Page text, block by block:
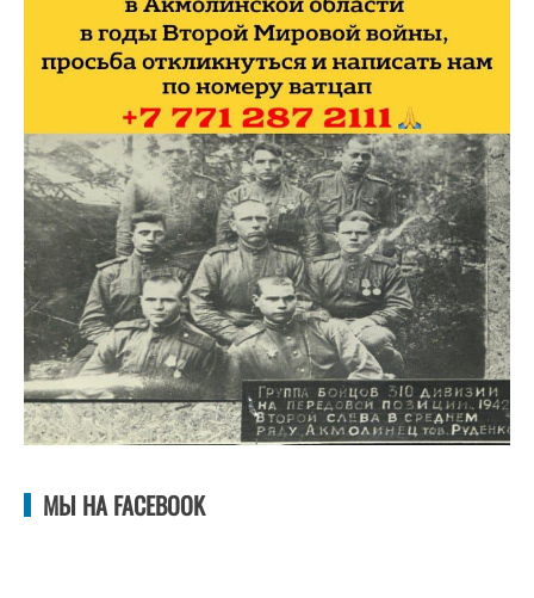
МЫ НА FACEBOOK